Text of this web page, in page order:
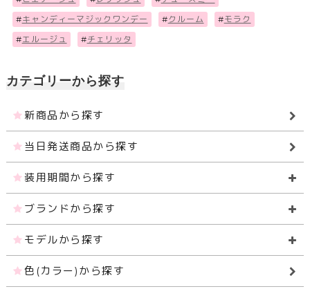
#キャンディーマジックワンデー #クルーム #モラク
#エルージュ #チェリッタ
カテゴリーから探す
新商品から探す
当日発送商品から探す
装用期間から探す
ブランドから探す
モデルから探す
色(カラー)から探す